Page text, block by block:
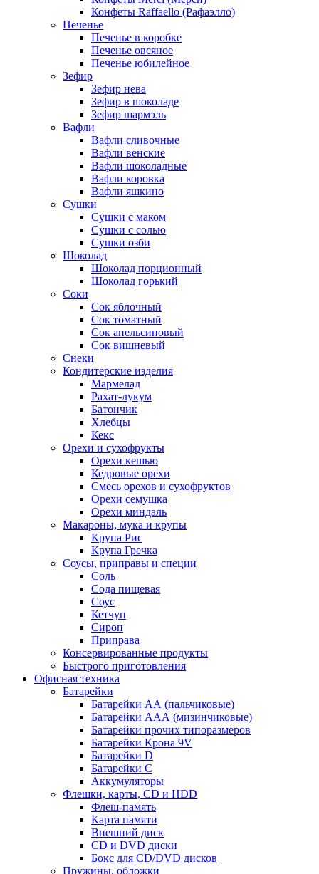
Конфеты Raffaello (Рафаэлло)
Печенье
Печенье в коробке
Печенье овсяное
Печенье юбилейное
Зефир
Зефир нева
Зефир в шоколаде
Зефир шармэль
Вафли
Вафли сливочные
Вафли венские
Вафли шоколадные
Вафли коровка
Вафли яшкино
Сушки
Сушки с маком
Сушки с солью
Сушки озби
Шоколад
Шоколад порционный
Шоколад горький
Соки
Сок яблочный
Сок томатный
Сок апельсиновый
Сок вишневый
Снеки
Кондитерские изделия
Мармелад
Рахат-лукум
Батончик
Хлебцы
Кекс
Орехи и сухофрукты
Орехи кешью
Кедровые орехи
Смесь орехов и сухофруктов
Орехи семушка
Орехи миндаль
Макароны, мука и крупы
Крупа Рис
Крупа Гречка
Соусы, приправы и специи
Соль
Сода пищевая
Соус
Кетчуп
Сироп
Приправа
Консервированные продукты
Быстрого приготовления
Офисная техника
Батарейки
Батарейки АА (пальчиковые)
Батарейки ААА (мизинчиковые)
Батарейки прочих типоразмеров
Батарейки Крона 9V
Батарейки D
Батарейки С
Аккумуляторы
Флешки, карты, CD и HDD
Флеш-память
Карта памяти
Внешний диск
CD и DVD диски
Бокс для CD/DVD дисков
Пружины, обложки